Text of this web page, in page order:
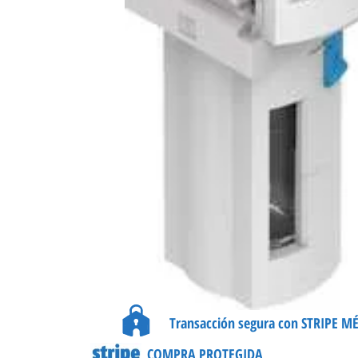
Transacción segura con STRIPE
COMPRA PROTEGIDA